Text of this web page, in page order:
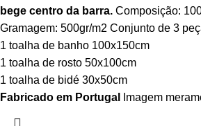
bege centro da barra. Composição:
Gramagem: 500gr/m2 Conjunto de 3
1 toalha de banho 100x150cm
1 toalha de rosto 50x100cm
1 toalha de bidé 30x50cm
Fabricado em Portugal
Imagem